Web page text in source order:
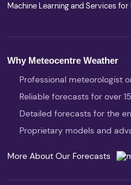
Machine Learning and Services
Why Meteocentre Weather
Professional meteorologist
Reliable forecasts for over
Detailed forecasts for the
Proprietary models and
More About Our Forecasts